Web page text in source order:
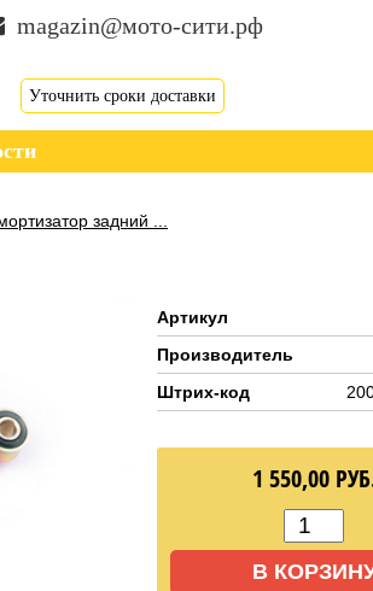
magazin@мото-сити.рф
Уточнить сроки доставки
задний ...
Артикул
Производитель
Штрих-код
1 550,00
В